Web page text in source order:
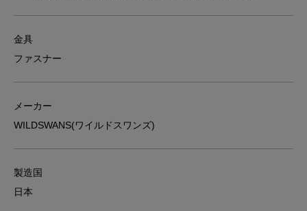
金具
ファスナー
メーカー
WILDSWANS(ワイルドスワンズ)
製造国
日本